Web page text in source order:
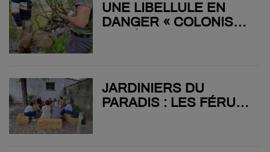
UNE LIBELLULE EN
DANGER « COLONISE »
JARDINIERS DU
PARADIS : LES FÉRUS